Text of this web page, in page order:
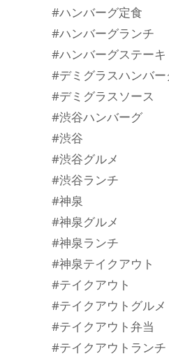
#ハンバーグ定食
#ハンバーグランチ
#ハンバーグステーキ
#デミグラスハンバー
#デミグラスソース
#渋谷ハンバーグ
#渋谷
#渋谷グルメ
#渋谷ランチ
#神泉
#神泉グルメ
#神泉ランチ
#神泉テイクアウト
#テイクアウト
#テイクアウトグルメ
#テイクアウト弁当
#テイクアウトランチ